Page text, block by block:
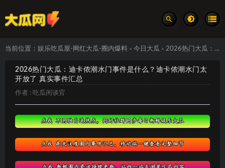
当前位置： 娱乐吃瓜屋-网红大瓜-圈内爆料 > 今日大瓜 > 2026热门大瓜：迪卡侬潮水门事件是什么？迪卡侬潮水门太开放了 真实事件汇总
2026热门大瓜：迪卡侬潮水门事件是什么？迪卡侬潮水门太
开放了 真实事件汇总
作者 : 吃瓜闲谈官